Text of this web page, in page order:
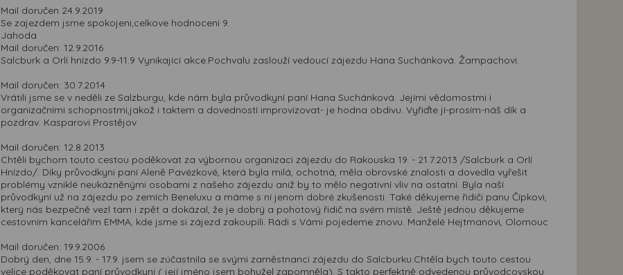
Mail doručen 24.9.2019
Se zajezdem jsme spokojeni,celkove hodnoceni 9.
Jahoda
Mail doručen: 12.9.2016
Salcburk a Orlí hnízdo 9.9-11.9 Vynikající akce.Pochvalu zaslouží vedoucí zájezdu Hana Suchánková. Žampachovi.
Mail doručen: 30.7.2014
Vrátili jsme se v neděli ze Salzburgu, kde nám byla průvodkyní paní Hana Suchánková. Jejími vědomostmi i
organizačními schopnostmi,jakož i taktem a dovedností improvizovat- je hodna obdivu. Vyřiďte jí-prosím-náš dík a
pozdrav. Kasparovi Prostějov
Mail doručen: 12.8.2013
Chtěli bychom touto cestou poděkovat za výbornou organizaci zájezdu do Rakouska 19. - 21.7.2013 /Salcburk a Orlí
Hnízdo/. Díky průvodkyni paní Aleně Pavézkové, která byla milá, ochotná, měla obrovské znalosti a dovedla vyřešit
problémy vzniklé neukázněnými osobami z našeho zájezdu aniž by to mělo negativní vliv na ostatní. Byla naší
průvodkyní už na zájezdu po zemích Beneluxu a máme s ní jenom dobré zkušenosti. Také děkujeme řidiči panu Čípkovi,
který nás bezpečně vezl tam i zpět a dokázal, že je dobrý a pohotový řidič na svém místě. Ještě jednou děkujeme
cestovním kancelářím EMMA, kde jsme si zájezd zakoupili. Rádi s Vámi pojedeme znovu. Manželé Hejtmanovi, Olomouc
Mail doručen: 19.9.2006
Dobrý den, dne 15.9. - 17.9. jsem se zúčastnila se svými zaměstnanci zájezdu do Salcburku.Chtěla bych touto cestou
velice poděkovat paní průvodkyni ( její jméno jsem bohužel zapomněla). S takto perfektně odvedenou průvodcovskou